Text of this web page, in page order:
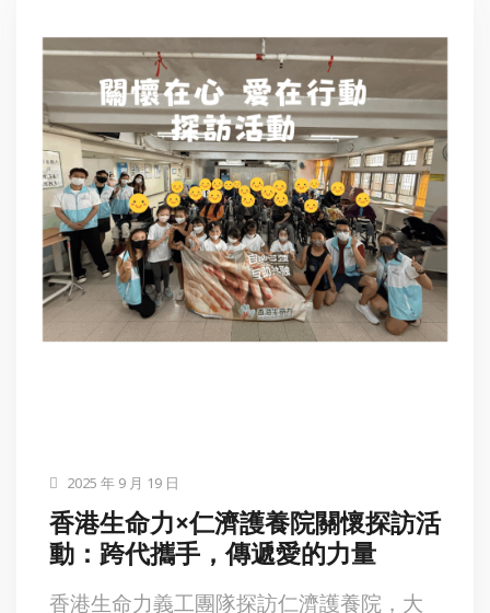
2025 年 9 月 19 日
香港生命力×仁濟護養院關懷探訪活
動：跨代攜手，傳遞愛的力量
香港生命力義工團隊探訪仁濟護養院，大